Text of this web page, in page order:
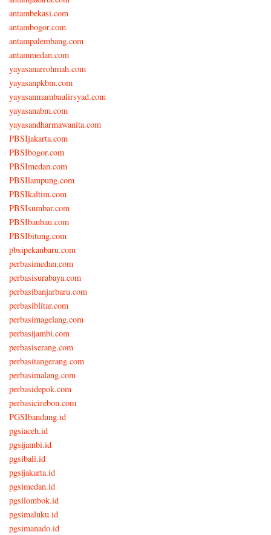
antambekasi.com
antambogor.com
antampalembang.com
antammedan.com
yayasanarrohmah.com
yayasanpkbm.com
yayasanmambaulirsyad.com
yayasanabm.com
yayasandharmawanita.com
PBSIjakarta.com
PBSIbogor.com
PBSImedan.com
PBSIlampung.com
PBSIkaltim.com
PBSIsumbar.com
PBSIbaubau.com
PBSIbitung.com
pbsipekanbaru.com
perbasimedan.com
perbasisurabaya.com
perbasibanjarbaru.com
perbasiblitar.com
perbasimagelang.com
perbasijambi.com
perbasiserang.com
perbasitangerang.com
perbasimalang.com
perbasidepok.com
perbasicirebon.com
PGSIbandung.id
pgsiaceh.id
pgsijambi.id
pgsibali.id
pgsijakarta.id
pgsimedan.id
pgsilombok.id
pgsimaluku.id
pgsimanado.id